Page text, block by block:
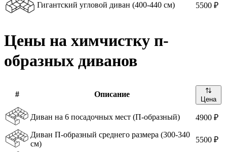
Гигантский угловой диван (400-440 см) 5500 ₽
Цены на химчистку п-
образных диванов
# Описание
Цена
Диван на 6 посадочных мест (П-образный)
4900 ₽
Диван П-образный среднего размера (300-340
см)
5500 ₽